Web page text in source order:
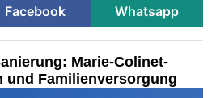
Facebook Whatsapp
Marie-Colinet-
und Familienversorgung